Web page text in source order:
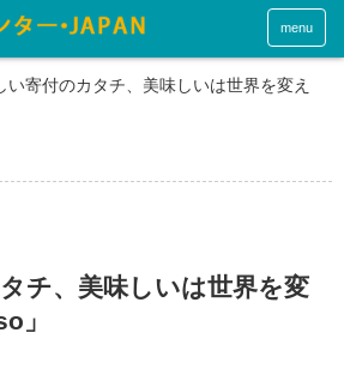
menu
い寄付のカタチ、美味しいは世界を変え
チ、美味しいは世界を変
」